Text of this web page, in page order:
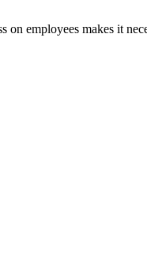
employees makes it